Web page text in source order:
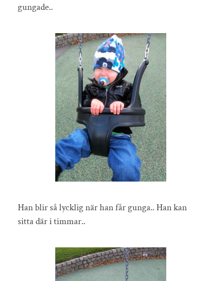
gungade..
Han blir så lycklig när han får gunga.. Han kan
sitta där i timmar..